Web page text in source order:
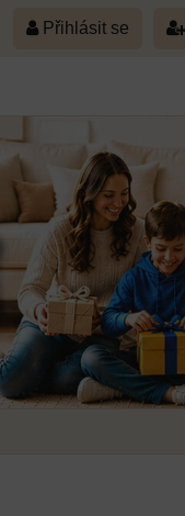
Přihlásit se